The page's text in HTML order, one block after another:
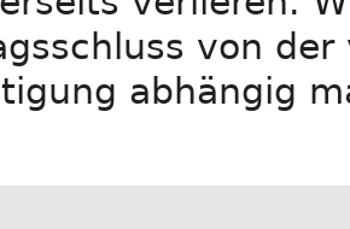
von
abhängig